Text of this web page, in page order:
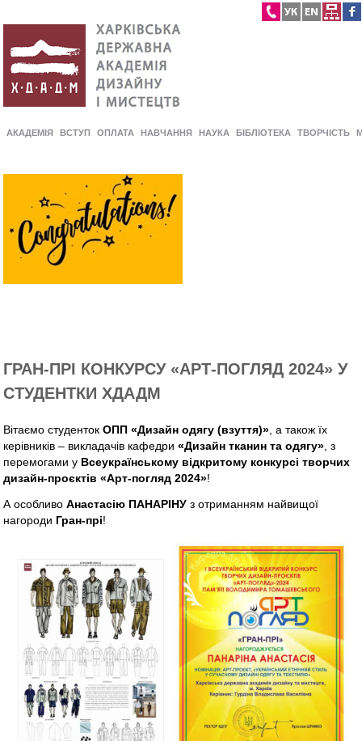
АКАДЕМІЯ ВСТУП ОПЛАТА НАВЧАННЯ НАУКА БІБЛІОТЕКА ТВОРЧІСТЬ
ГРАН-ПРІ КОНКУРСУ «АРТ-ПОГЛЯД 2024» У
СТУДЕНТКИ ХДАДМ
Вітаємо студентокОПП «Дизайн одягу (взуття)», а також їх
керівників – викладачів кафедри«Дизайн тканин та одягу», з
перемогами у Всеукраїнському відкритому конкурсі творчих
дизайн-проєктів «Арт-погляд 2024»!
А особливоАнастасію ПАНАРІНУ з отриманням найвищої
нагороди Гран-прі!